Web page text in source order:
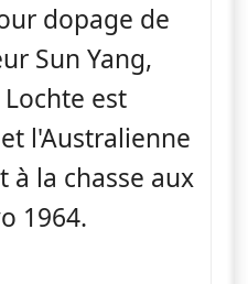
dopage de
Sun Yang,
est
l'Australienne
à la chasse aux
1964.